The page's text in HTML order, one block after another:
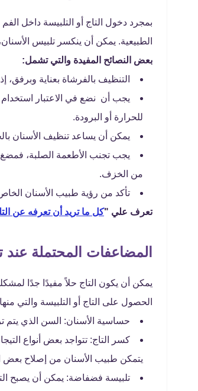
بمجرد دخول التاج أو التلبيسة داخل
الطبيعية. يمكن أن ينكسر تلبيس
بعض النصائح المفيدة والتي تشمل:
التنظيف بالفرشاة بعناية
يجب أن نضع في الاعتبار
للحرارة أو البرودة.
يمكن أن يساعد تنظيف الأسنان
يجب تجنب الأطعمة الصلبة، فمضغ
من الخزف.
تأكد من رؤية طبيب الأسنان
تعرف علي "كل ما تريد أن تعرفه عن
المضاعفات المحتملة
يمكن أن يكون التاج حلاً مفيدًا جدًا
الحصول على التاج أو التلبيسة والتي
حساسية الأسنان: السن الذي يتم
كسر التاج: تتواجد بعض أنواع
يتمكن طبيب الأسنان من إصلاح بعض
تلبيسة فضفاضة: يمكن أن يصبح